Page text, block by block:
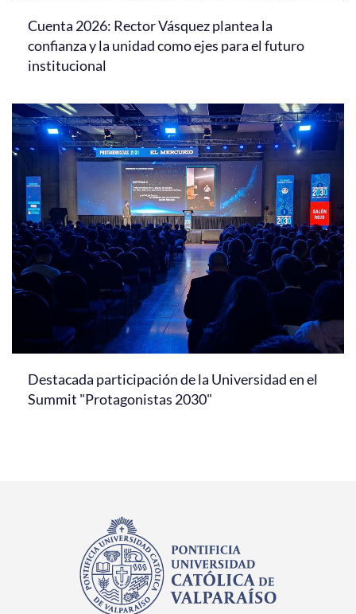
Cuenta 2026: Rector Vásquez plantea la
confianza y la unidad como ejes para el futuro
institucional
Destacada participación de la Universidad en el
Summit "Protagonistas 2030"